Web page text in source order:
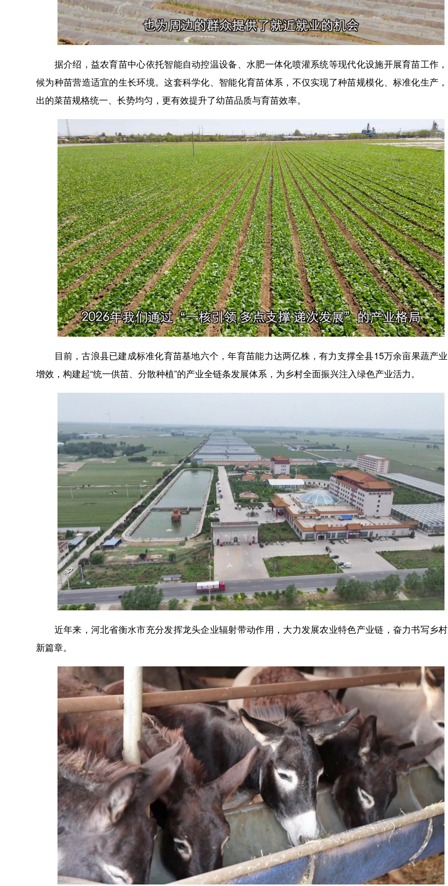
据介绍，益农育苗中心依托智能自动控温设备、水肥一体化喷灌系统等现代化设施开展育苗工作
候为种苗营造适宜的生长环境。这套科学化、智能化育苗体系，不仅实现了种苗规模化、标准化生产
出的菜苗规格统一、长势均匀，更有效提升了幼苗品质与育苗效率。
目前，古浪县已建成标准化育苗基地六个，年育苗能力达两亿株，有力支撑全县15万余亩果蔬产
增效，构建起“统一供苗、分散种植”的产业全链条发展体系，为乡村全面振兴注入绿色产业活力。
近年来，河北省衡水市充分发挥龙头企业辐射带动作用，大力发展农业特色产业链，奋力书写乡
新篇章。